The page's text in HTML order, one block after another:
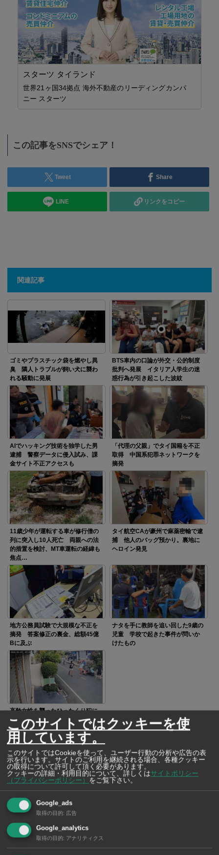
スターツ タイランド
世界21ヶ国34拠点 海外不動産のリーディングカンパ
ニー スターツ
ト
ト
この記事をSNSでシェア！
Tweet Share
LINE リンクをコピー
関連記事
ゴミやプラスチック袋を燃やし異
臭 隣人トラブルが飼い犬に襲わ
れる騒動に発展
BTS車内の口論が外交・公的制度
批判へ発展 イタリア人学生の迷
惑行為が引き起こした波紋
AIでハッキング技術を独学した男
逮捕 警察データに侵入試み、課
金サイト不正アクセスも
「代理の父親」でタイ国籍を不正
取得 中国系犯罪ネットワークを
摘発
11歳少年が運転する車が修行僧の
列に突入し10人死亡 両親への法
的措置を検討、MT車運転の経緯も
焦点…
タイ航空CAが豪州で麻薬密輸で逮
捕 他人のバッグ預かり。裏地に
ヘロイン発見
地方公務員試験で大規模な不正を
摘発 答案修正の裏金、総額45億
Bに及ぶ
ナタを手に教師を追い回した9歳の
児童 学校で起きた事件が問いか
けたもの
高齢女性を襲ったひったくり犯に
猛反撃 素手で立ち向かった「三
女傑」の勇姿が話題に
SNSで毎日ニュースを配信中！
このサイトではクッキーを使
用しています。
このサイトではCookieを使って、ユーザー行動の分析や広告の表
示を行います。サイトのご利用を継続される場合、各種クッキー
の取得について許可して頂く必要があります。
クッキーの詳細・利用目的について、詳しくはサイトポリシー
（プライバシーポリシー）
をご覧下さい。
Google_ads
取得の目的: 広告
Google_analytics
取得の目的: アナリティクス